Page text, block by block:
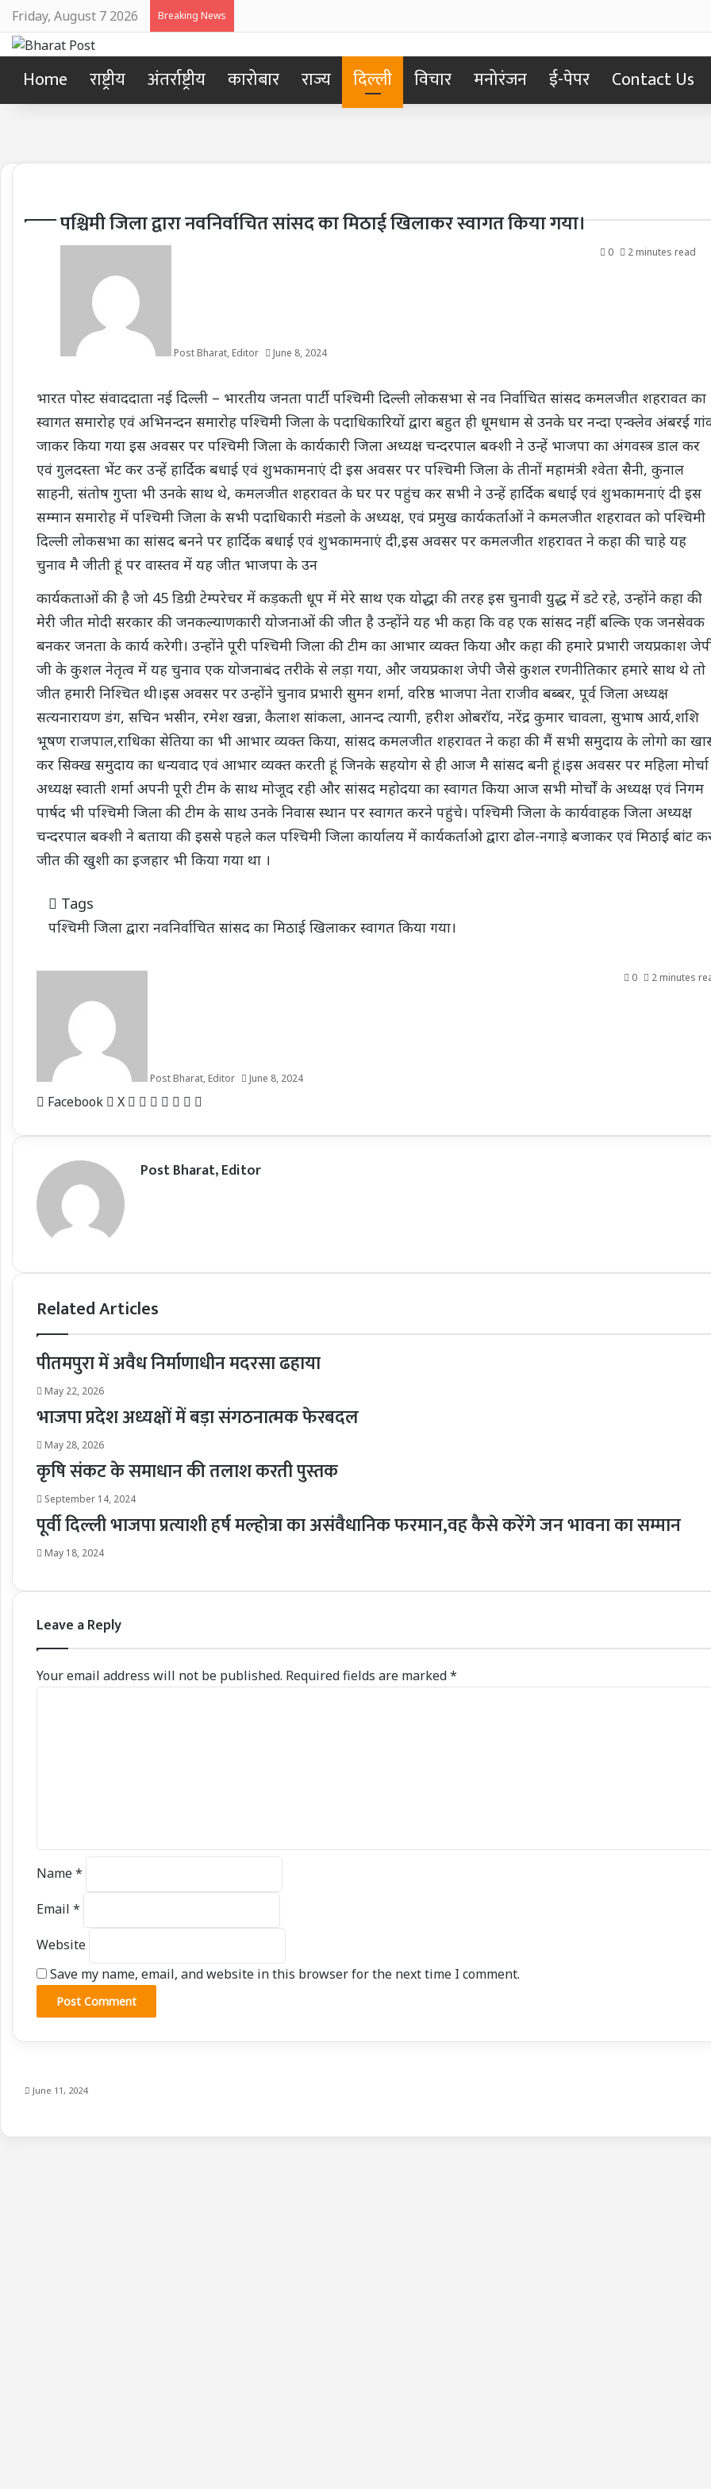
Friday, August 7 2026 Breaking News
Home राष्ट्रीय अंतर्राष्ट्रीय कारोबार राज्य दिल्ली विचार मनोरंजन ई-पेपर Contact Us
पश्चिमी जिला द्वारा नवनिर्वाचित सांसद का मिठाई खिलाकर स्वागत किया गया।
Post Bharat, Editor June 8, 2024
0 2 minutes read
भारत पोस्ट संवाददाता नई दिल्ली – भारतीय जनता पार्टी पश्चिमी दिल्ली लोकसभा से नव निर्वाचित सांसद कमलजीत शहरावत का
स्वागत समारोह एवं अभिनन्दन समारोह पश्चिमी जिला के पदाधिकारियों द्वारा बहुत ही धूमधाम से उनके घर नन्दा एन्क्लेव अंबरई
जाकर किया गया इस अवसर पर पश्चिमी जिला के कार्यकारी जिला अध्यक्ष चन्दरपाल बक्शी ने उन्हें भाजपा का अंगवस्त्र डाल कर
एवं गुलदस्ता भेंट कर उन्हें हार्दिक बधाई एवं शुभकामनाएं दी इस अवसर पर पश्चिमी जिला के तीनों महामंत्री श्वेता सैनी, कुनाल
साहनी, संतोष गुप्ता भी उनके साथ थे, कमलजीत शहरावत के घर पर पहुंच कर सभी ने उन्हें हार्दिक बधाई एवं शुभकामनाएं दी इस
सम्मान समारोह में पश्चिमी जिला के सभी पदाधिकारी मंडलो के अध्यक्ष, एवं प्रमुख कार्यकर्ताओं ने कमलजीत शहरावत को पश्चिमी
दिल्ली लोकसभा का सांसद बनने पर हार्दिक बधाई एवं शुभकामनाएं दी,इस अवसर पर कमलजीत शहरावत ने कहा की चाहे यह
चुनाव मै जीती हूं पर वास्तव में यह जीत भाजपा के उन
कार्यकताओं की है जो 45 डिग्री टेम्परेचर में कड़कती धूप में मेरे साथ एक योद्धा की तरह इस चुनावी युद्ध में डटे रहे, उन्होंने कहा की
मेरी जीत मोदी सरकार की जनकल्याणकारी योजनाओं की जीत है उन्होंने यह भी कहा कि वह एक सांसद नहीं बल्कि एक जनसेवक
बनकर जनता के कार्य करेगी। उन्होंने पूरी पश्चिमी जिला की टीम का आभार व्यक्त किया और कहा की हमारे प्रभारी जयप्रकाश
जी के कुशल नेतृत्व में यह चुनाव एक योजनाबंद तरीके से लड़ा गया, और जयप्रकाश जेपी जैसे कुशल रणनीतिकार हमारे साथ थे तो
जीत हमारी निश्चित थी।इस अवसर पर उन्होंने चुनाव प्रभारी सुमन शर्मा, वरिष्ठ भाजपा नेता राजीव बब्बर, पूर्व जिला अध्यक्ष
सत्यनारायण डंग, सचिन भसीन, रमेश खन्ना, कैलाश सांकला, आनन्द त्यागी, हरीश ओबरॉय, नरेंद्र कुमार चावला, सुभाष आर्य,शशि
भूषण राजपाल,राधिका सेतिया का भी आभार व्यक्त किया, सांसद कमलजीत शहरावत ने कहा की मैं सभी समुदाय के लोगो का
कर सिक्ख समुदाय का धन्यवाद एवं आभार व्यक्त करती हूं जिनके सहयोग से ही आज मै सांसद बनी हूं।इस अवसर पर महिला मोर्चा
अध्यक्ष स्वाती शर्मा अपनी पूरी टीम के साथ मोजूद रही और सांसद महोदया का स्वागत किया आज सभी मोर्चों के अध्यक्ष एवं निगम
पार्षद भी पश्चिमी जिला की टीम के साथ उनके निवास स्थान पर स्वागत करने पहुंचे। पश्चिमी जिला के कार्यवाहक जिला अध्यक्ष
चन्दरपाल बक्शी ने बताया की इससे पहले कल पश्चिमी जिला कार्यालय में कार्यकर्ताओ द्वारा ढोल-नगाड़े बजाकर एवं मिठाई बांट
जीत की खुशी का इजहार भी किया गया था ।
Tags
पश्चिमी जिला द्वारा नवनिर्वाचित सांसद का मिठाई खिलाकर स्वागत किया गया।
Post Bharat, Editor June 8, 2024
0 2 minutes
Facebook X LinkedIn
Tumblr
Pinterest
Reddit
VKontakte
Share
Email
Post Bharat, Editor
Related Articles
पीतमपुरा में अवैध निर्माणाधीन मदरसा ढहाया
May 22, 2026
भाजपा प्रदेश अध्यक्षों में बड़ा संगठनात्मक फेरबदल
May 28, 2026
कृषि संकट के समाधान की तलाश करती पुस्तक
September 14, 2024
पूर्वी दिल्ली भाजपा प्रत्याशी हर्ष मल्होत्रा का असंवैधानिक फरमान,वह कैसे करेंगे जन भावना का सम्मान
May 18, 2024
Leave a Reply
Your email address will not be published. Required fields are marked*
*
Name*
Email *
Website
Save my name, email, and website in this browser for the next time I comment.
June 11, 2024